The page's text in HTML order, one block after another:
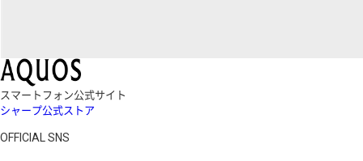
スマートフォン公式サイト
シャープ公式ストア
OFFICIAL SNS